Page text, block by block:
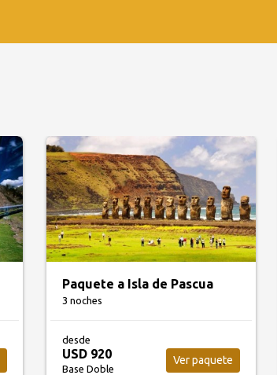
Paquete a Isla de Pascua
3 noches
desde
USD 920
Base Doble
Ver paquete